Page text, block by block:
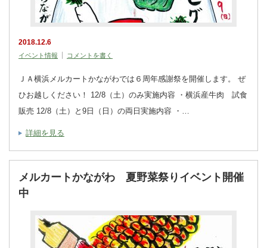
2018.12.6
イベント情報 コメントを書く
ＪＡ横浜メルカートかながわでは６周年感謝祭を開催します。 ぜ
ひお越しください！ 12/8（土）のみ実施内容 ・横浜産牛肉 試食
販売 12/8（土）と9日（日）の両日実施内容 ・…
詳細を見る
メルカートかながわ 夏野菜祭りイベント開催
中